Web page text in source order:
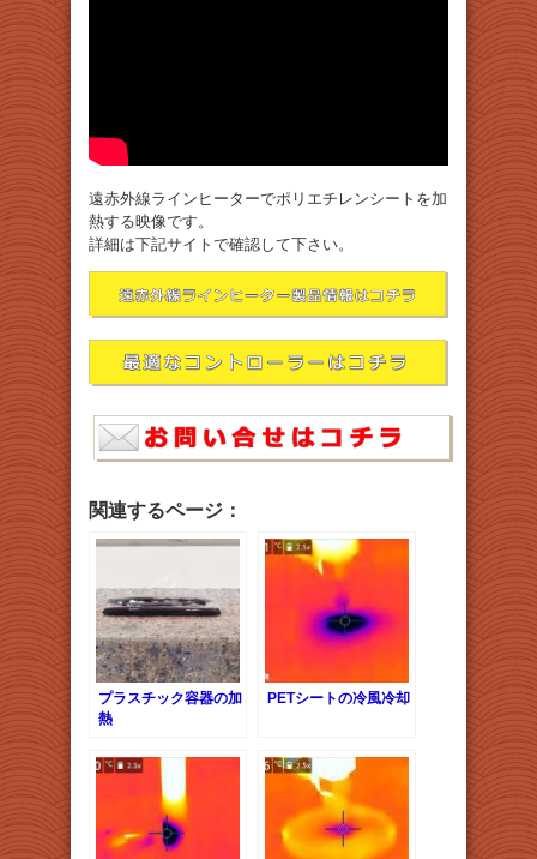
遠赤外線ラインヒーターでポリエチレンシートを加
熱する映像です。
詳細は下記サイトで確認して下さい。
関連するページ：
プラスチック容器の加
熱
PETシートの冷風冷却